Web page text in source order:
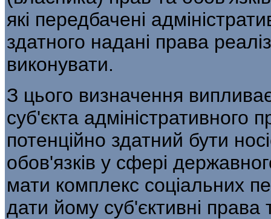
які передбачені
здатного надані права
виконувати.
З цього визначення
суб'єкта ад­міністративного
потенційно здатний бути
обов'язків у сфері
мати комплекс соціальних
дати йому суб'єктивні права